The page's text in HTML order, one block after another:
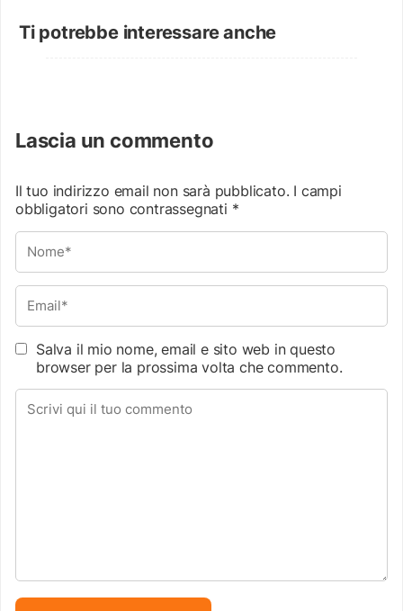
Ti potrebbe interessare anche
Lascia un commento
Il tuo indirizzo email non sarà pubblicato. I campi
obbligatori sono contrassegnati *
Salva il mio nome, email e sito web in questo
browser per la prossima volta che commento.